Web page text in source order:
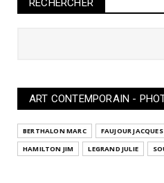
RECHERCHER
ART CONTEMPORAIN -
BERTHALON MARC FAUJOUR JACQUES
HAMILTON JIM
LEGRAND JULIE